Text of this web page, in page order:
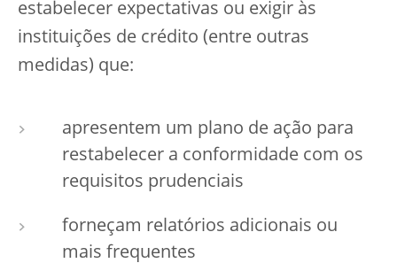
estabelecer expectativas ou exigir às
instituições de crédito (entre outras
medidas) que:
apresentem um plano de ação para
restabelecer a conformidade com os
requisitos prudenciais
forneçam relatórios adicionais ou
mais frequentes